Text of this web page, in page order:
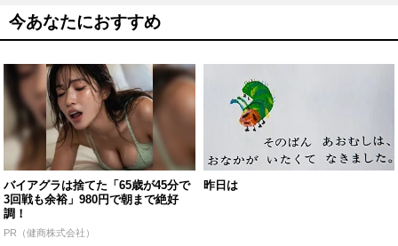
今あなたにおすすめ
バイアグラは捨てた「65歳が45分で
3回戦も余裕」980円で朝まで絶好
調！
PR（健商株式会社）
昨日は